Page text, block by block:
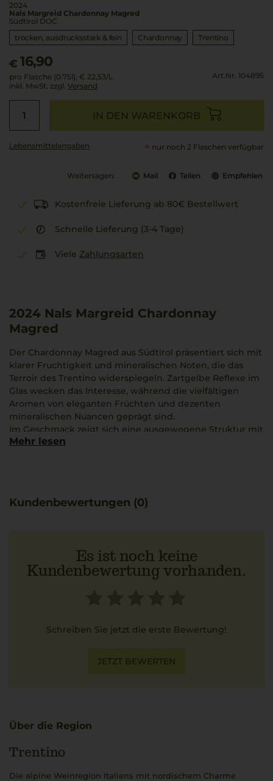
2024
Nals Margreid Chardonnay Magred
Südtirol DOC
trocken, ausdrucksstark & fein
Chardonnay Trentino
€ 16,90
pro Flasche (0.75l), € 22,53/L
inkl. MwSt. zzgl. Versand
Art.Nr. 104895
IN DEN WARENKORB
Lebensmittel­angaben nur noch 2 Flaschen verfügbar
Weitersagen: Mail Teilen Empfehlen
Kostenfreie Lieferung ab 80€ Bestellwert
Schnelle Lieferung (3-4 Tage)
Viele Zahlungsarten
2024 Nals Margreid Chardonnay
Magred
Der Chardonnay Magred aus Südtirol präsentiert sich mit
klarer Fruchtigkeit und mineralischen Noten, die das
Terroir des Trentino widerspiegeln. Zartgelbe Reflexe im
Glas wecken das Interesse, während die vielfältigen
Aromen von eleganten Früchten und dezenten
mineralischen Nuancen geprägt sind.
Im Geschmack zeigt sich eine ausgewogene Struktur mit
anregender Frische. Die Kombination aus Edelstahltank
die Besonderheiten der Böden Südtirols mit einer
Mehr lesen
Kundenbewertungen (0)
Es ist noch keine
Kundenbewertung vorhanden.
Schreiben Sie jetzt die erste Bewertung!
JETZT BEWERTEN
Über die Region
Trentino
Die alpine Weinregion Italiens mit nordischem Charme